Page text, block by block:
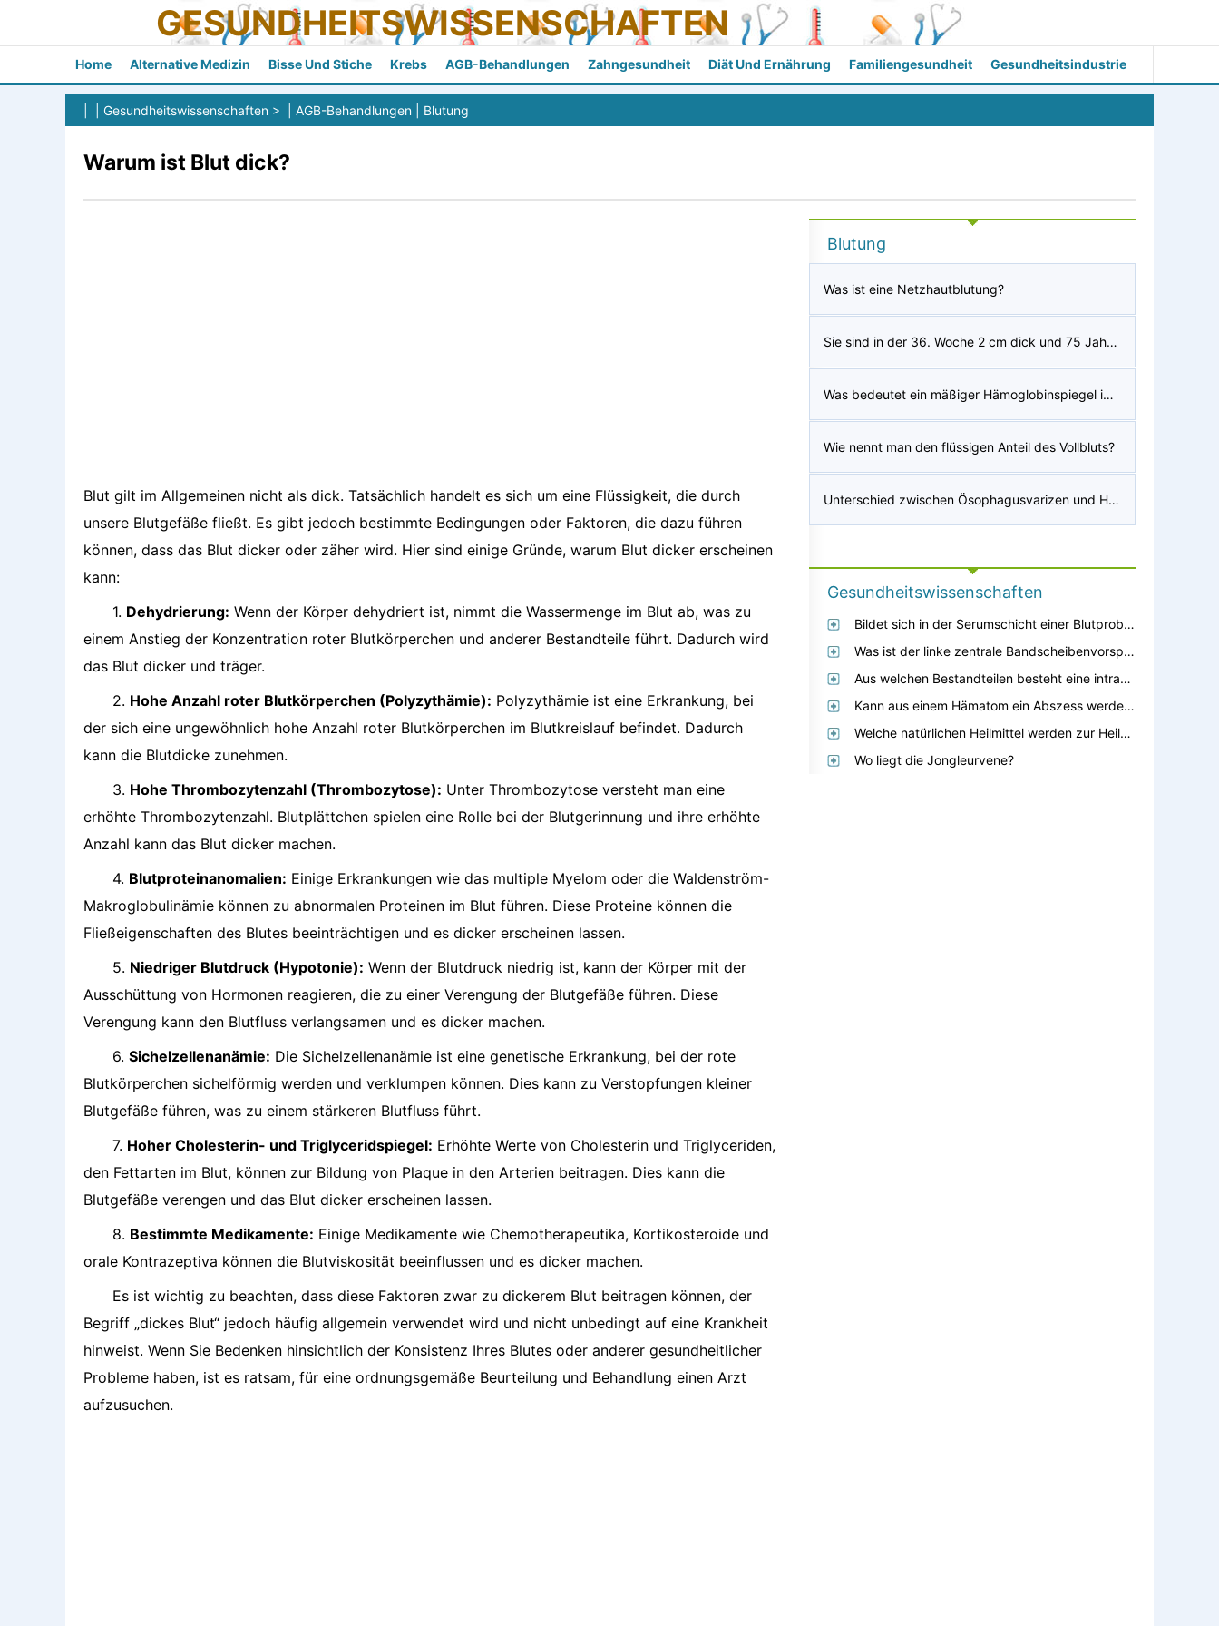
GESUNDHEITSWISSENSCHAFTEN
Home Alternative Medizin Bisse Und Stiche Krebs AGB-Behandlungen Zahngesundheit Diät Und Ernährung Familiengesundheit Gesundheitsindustrie
Gesundheitswissenschaften > | AGB-Behandlungen Blutung
Warum ist Blut dick?
Blut gilt im Allgemeinen nicht als dick. Tatsächlich handelt es sich um eine Flüssigkeit, die durch
unsere Blutgefäße fließt. Es gibt jedoch bestimmte Bedingungen oder Faktoren, die dazu führen
können, dass das Blut dicker oder zäher wird. Hier sind einige Gründe, warum Blut dicker erscheinen
kann:
1. Dehydrierung: Wenn der Körper dehydriert ist, nimmt die Wassermenge im Blut ab, was zu
einem Anstieg der Konzentration roter Blutkörperchen und anderer Bestandteile führt. Dadurch wird
das Blut dicker und träger.
2. Hohe Anzahl roter Blutkörperchen (Polyzythämie): Polyzythämie ist eine Erkrankung, bei
der sich eine ungewöhnlich hohe Anzahl roter Blutkörperchen im Blutkreislauf befindet. Dadurch
kann die Blutdicke zunehmen.
3. Hohe Thrombozytenzahl (Thrombozytose): Unter Thrombozytose versteht man eine
erhöhte Thrombozytenzahl. Blutplättchen spielen eine Rolle bei der Blutgerinnung und ihre erhöhte
Anzahl kann das Blut dicker machen.
4. Blutproteinanomalien: Einige Erkrankungen wie das multiple Myelom oder die Waldenström-
Makroglobulinämie können zu abnormalen Proteinen im Blut führen. Diese Proteine ​​können die
Fließeigenschaften des Blutes beeinträchtigen und es dicker erscheinen lassen.
5. Niedriger Blutdruck (Hypotonie): Wenn der Blutdruck niedrig ist, kann der Körper mit der
Ausschüttung von Hormonen reagieren, die zu einer Verengung der Blutgefäße führen. Diese
Verengung kann den Blutfluss verlangsamen und es dicker machen.
6. Sichelzellenanämie: Die Sichelzellenanämie ist eine genetische Erkrankung, bei der rote
Blutkörperchen sichelförmig werden und verklumpen können. Dies kann zu Verstopfungen kleiner
Blutgefäße führen, was zu einem stärkeren Blutfluss führt.
7. Hoher Cholesterin- und Triglyceridspiegel: Erhöhte Werte von Cholesterin und Triglyceriden,
den Fettarten im Blut, können zur Bildung von Plaque in den Arterien beitragen. Dies kann die
Blutgefäße verengen und das Blut dicker erscheinen lassen.
8. Bestimmte Medikamente: Einige Medikamente wie Chemotherapeutika, Kortikosteroide und
orale Kontrazeptiva können die Blutviskosität beeinflussen und es dicker machen.
Es ist wichtig zu beachten, dass diese Faktoren zwar zu dickerem Blut beitragen können, der
Begriff „dickes Blut“ jedoch häufig allgemein verwendet wird und nicht unbedingt auf eine Krankheit
hinweist. Wenn Sie Bedenken hinsichtlich der Konsistenz Ihres Blutes oder anderer gesundheitlicher
Probleme haben, ist es ratsam, für eine ordnungsgemäße Beurteilung und Behandlung einen Arzt
aufzusuchen.
Blutung
Was ist eine Netzhautblutung?
Sie sind in der 36. Woche 2 cm dick und 75 Jahre alt und haben Ihren Schleimpfropfen verloren. Wie lange dauert es, bis die Wehen beginnen?
Was bedeutet ein mäßiger Hämoglobinspiegel im Urin?
Wie nennt man den flüssigen Anteil des Vollbluts?
Unterschied zwischen Ösophagusvarizen und Hämorrhoiden?
Gesundheitswissenschaften
Bildet sich in der Serumschicht einer Blutprobe ein Fibringerinnsel?
Was ist der linke zentrale Bandscheibenvorsprung, der an die Hemicord T5-6 angrenzt und diese leicht verformt?
Aus welchen Bestandteilen besteht eine intravenöse Flüssigkeit?
Kann aus einem Hämatom ein Abszess werden?
Welche natürlichen Heilmittel werden zur Heilung von Hämorrhoiden eingesetzt?
Wo liegt die Jongleurvene?